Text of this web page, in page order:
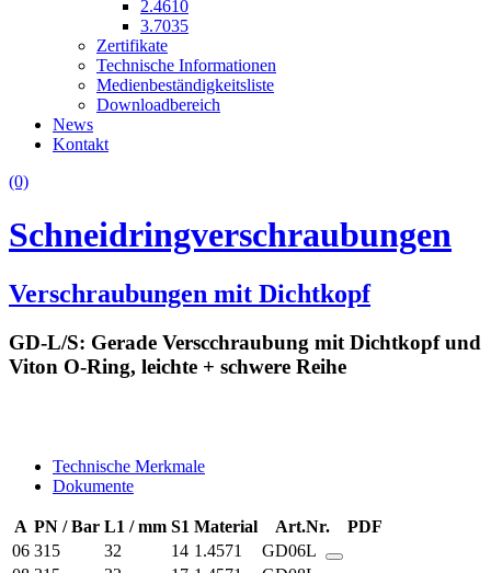
2.4610
3.7035
Zertifikate
Technische Informationen
Medienbeständigkeitsliste
Downloadbereich
News
Kontakt
(0)
Schneidringverschraubungen
Verschraubungen mit Dichtkopf
GD-L/S: Gerade Verscchraubung mit Dichtkopf und
Viton O-Ring, leichte + schwere Reihe
Technische Merkmale
Dokumente
A PN / Bar L1 / mm S1 Material Art.Nr.
PDF
06 315 32 14 1.4571
GD06L